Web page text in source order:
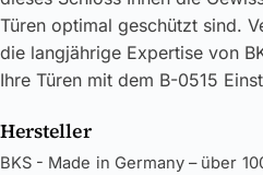
Türen optimal geschützt sind.
die langjährige Expertise von
Ihre Türen mit dem B-0515
Hersteller
BKS - Made in Germany – über